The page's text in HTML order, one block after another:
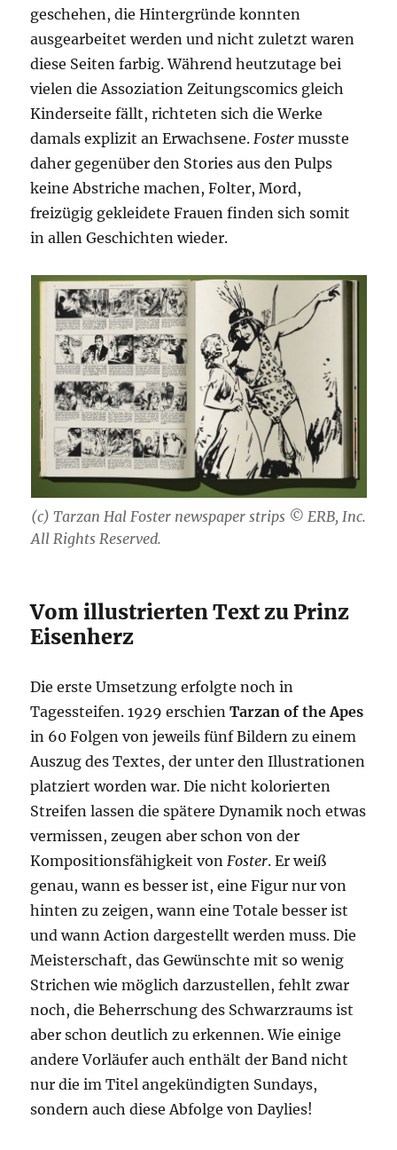
geschehen, die Hintergründe konnten
ausgearbeitet werden und nicht zuletzt waren
diese Seiten farbig. Während heutzutage bei
vielen die Assoziation Zeitungscomics gleich
Kinderseite fällt, richteten sich die Werke
damals explizit an Erwachsene.Foster musste
daher gegenüber den Stories aus den Pulps
keine Abstriche machen, Folter, Mord,
freizügig gekleidete Frauen finden sich somit
in allen Geschichten wieder.
(c) Tarzan Hal Foster newspaper strips © ERB, Inc.
All Rights Reserved.
Vom illustrierten Text zu Prinz
Eisenherz
Die erste Umsetzung erfolgte noch in
Tagessteifen. 1929 erschienTarzan of the Apes
in 60 Folgen von jeweils fünf Bildern zu einem
Auszug des Textes, der unter den Illustrationen
platziert worden war. Die nicht kolorierten
Streifen lassen die spätere Dynamik noch etwas
vermissen, zeugen aber schon von der
Kompositionsfähigkeit von Foster. Er weiß
genau, wann es besser ist, eine Figur nur von
hinten zu zeigen, wann eine Totale besser ist
und wann Action dargestellt werden muss. Die
Meisterschaft, das Gewünschte mit so wenig
Strichen wie möglich darzustellen, fehlt zwar
noch, die Beherrschung des Schwarzraums ist
aber schon deutlich zu erkennen. Wie einige
andere Vorläufer auch enthält der Band nicht
nur die im Titel angekündigten Sundays,
sondern auch diese Abfolge von Daylies!